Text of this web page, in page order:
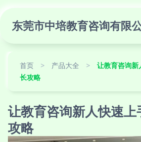
东莞市中培教育咨询有限
首页 > 产品大全 >
让教育咨询新
长攻略
让教育咨询新人快速
攻略